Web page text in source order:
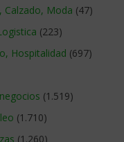
Calzado, Moda (47)
(223)
Hospitalidad (697)
(1.519)
(1.710)
(1.260)